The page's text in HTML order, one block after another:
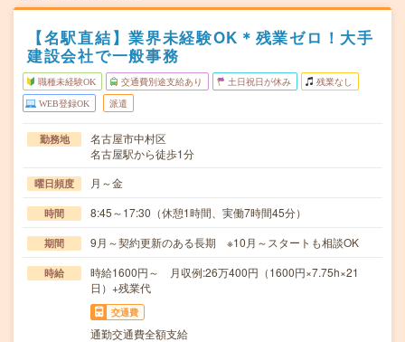
【名駅直結】業界未経験OK＊残業ゼロ！大手
建設会社で一般事務
職種未経験OK 交通費別途支給あり 土日祝日が休み 残業なし
WEB登録OK 派遣
勤務地
名古屋市中村区
名古屋駅から徒歩1分
曜日頻度 月～金
時間 8:45～17:30（休憩1時間、実働7時間45分）
期間 9月～契約更新のある長期 ※10月～スタートも相談OK
時給
時給1600円～ 月収例:26万400円（1600円×7.75h×21
日）+残業代
交通費
通勤交通費全額支給